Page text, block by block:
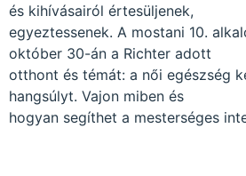
és kihívásairól értesüljenek,
egyeztessenek. A mostani 10.
október 30-án a Richter adott
otthont és témát: a női egészség
hangsúlyt. Vajon miben és
hogyan segíthet a mesterséges